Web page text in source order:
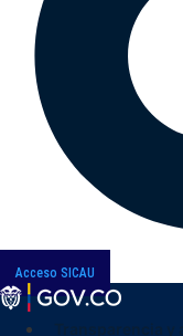
Acceso SICAU